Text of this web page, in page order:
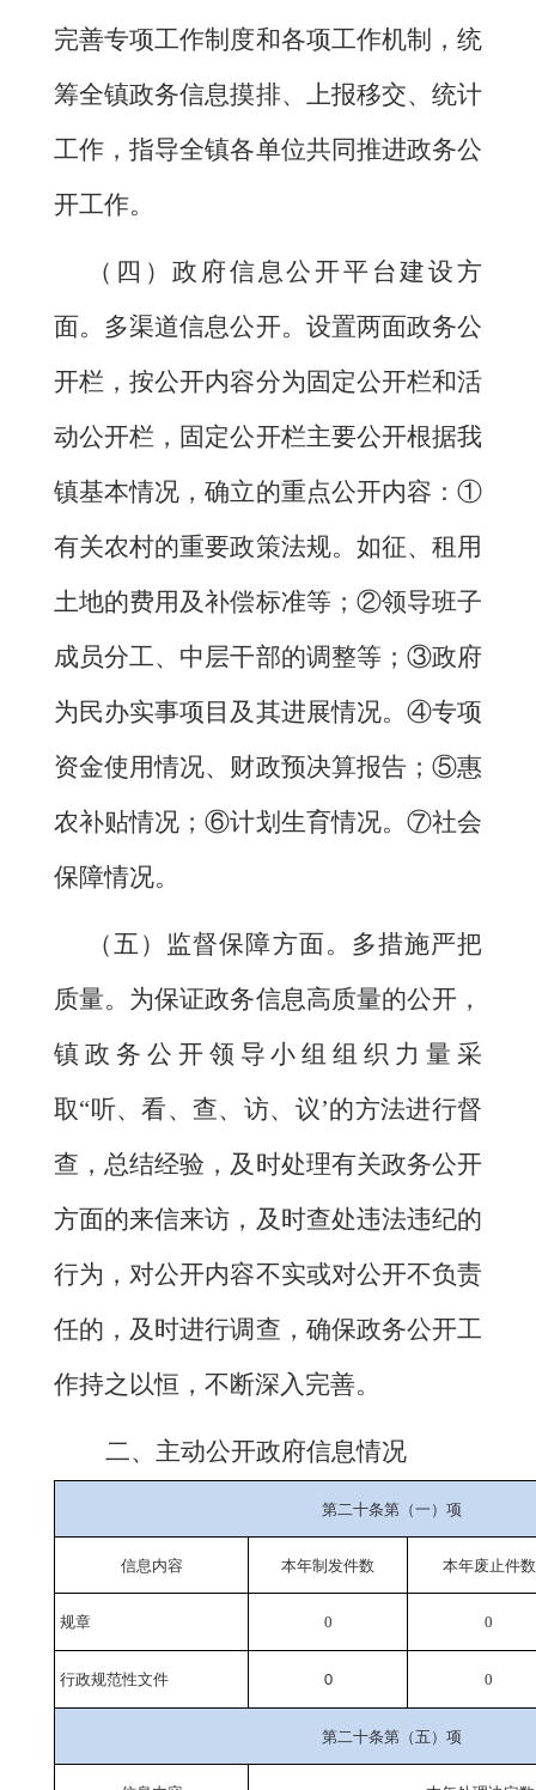
完善专项工作制度和各项工作机制，统
筹全镇政务信息摸排、上报移交、统计
工作，指导全镇各单位共同推进政务公
开工作。
（四）政府信息公开平台建设方
面。多渠道信息公开。设置两面政务公
开栏，按公开内容分为固定公开栏和活
动公开栏，固定公开栏主要公开根据我
镇基本情况，确立的重点公开内容： ①
有关农村的重要政策法规。如征、租用
土地的费用及补偿标准等；②领导班子
成员分工、中层干部的调整等；③政府
为民办实事项目及其进展情况。④专项
资金使用情况、财政预决算报告；⑤惠
农补贴情况；⑥计划生育情况。⑦社会
保障情况。
（五）监督保障方面。多措施严把
质量。为保证政务信息高质量的公开，
镇政务公开领导小组组织力量采
取“听、看、查、访、议’的方法进行督
查，总结经验，及时处理有关政务公开
方面的来信来访，及时查处违法违纪的
行为，对公开内容不实或对公开不负责
任的，及时进行调查，确保政务公开工
作持之以恒，不断深入完善。
二、主动公开政府信息情况
第二十条第（一）项
信息内容 本年制发件数 本年废止件数
规章 0 0
行政规范性文件 0 0
第二十条第（五）项